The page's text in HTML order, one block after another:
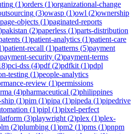
(1)orders (1)organizational-change
(3)owasp (1)owl (2)ownership
page-objects (1)paginated-reports
)pakistan (2)paperless (1)parts-distribution
(1)patient-analytics (1)patient-care
)patient-recall (1)patterns (5)payment
payment-security (2)payment-terms
)pci-dss (4)pdf(2)pdfkit (1)pdpl
testing (1)people-analytics
review (1)permissions
(4)pharmaceutical (2)philippines
(1)pim (1)pipa (1)pipeda (1)pipedrive
(1)pipl (1)pixel-perfect
(3)playwright (2)plex (1)plex-
(2)plumbing (1)pm2 (1)pms (1)pnpm